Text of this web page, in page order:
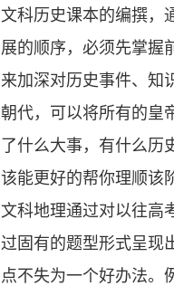
文科历史课本的编撰，
展的顺序，必须先掌握
来加深对历史事件、知
朝代，可以将所有的皇
了什么大事，有什么历
该能更好的帮你理顺该
文科地理通过对以往高
过固有的题型形式呈现
点不失为一个好办法。